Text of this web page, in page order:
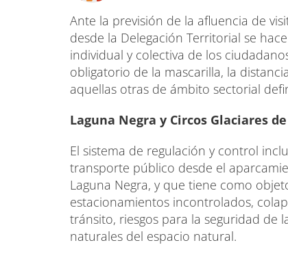
Ante la previsión de la afluencia de
desde la Delegación Territorial se
individual y colectiva de los
obligatorio de la mascarilla, la
aquellas otras de ámbito sectorial
Laguna Negra y Circos Glaciares
El sistema de regulación y control
transporte público desde el
Laguna Negra, y que tiene como
estacionamientos incontrolados,
tránsito, riesgos para la seguridad de
naturales del espacio natural.